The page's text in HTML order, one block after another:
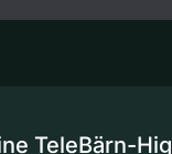
TeleBärn-